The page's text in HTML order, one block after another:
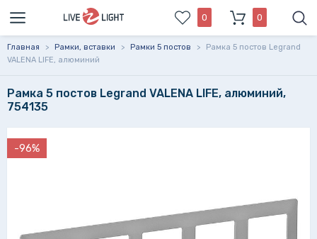
0 0
Главная > Рамки, вставки > Рамки 5 постов >
Рамка 5 постов Legrand
VALENA LIFE, алюминий
Рамка 5 постов Legrand VALENA LIFE, алюминий,
754135
-96%